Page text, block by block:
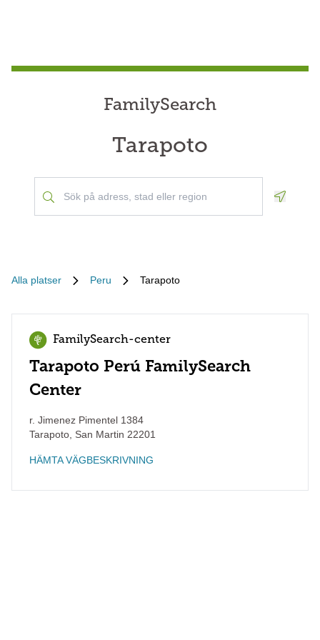
FamilySearch
Tarapoto
Alla platser Peru Tarapoto
FamilySearch-center
Tarapoto Perú FamilySearch
Center
r. Jimenez Pimentel 1384
Tarapoto San Martin 22201
HÄMTA VÄGBESKRIVNING